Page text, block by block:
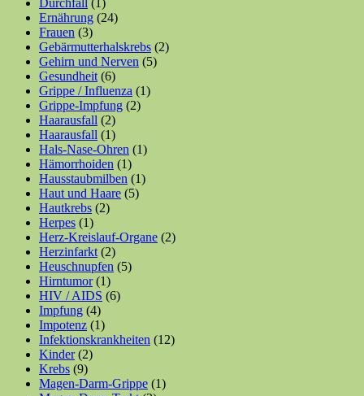
Durchfall (1)
Ernährung (24)
Frauen (3)
Gebärmutterhalskrebs (2)
Gehirn und Nerven (5)
Gesundheit (6)
Grippe / Influenza (1)
Grippe-Impfung (2)
Haarausfall (2)
Haarausfall (1)
Hals-Nase-Ohren (1)
Hämorrhoiden (1)
Hausstaubmilben (1)
Haut und Haare (5)
Hautkrebs (2)
Herpes (1)
Herz-Kreislauf-Organe (2)
Herzinfarkt (2)
Heuschnupfen (5)
Hirntumor(1)
HIV / AIDS (6)
Impfung (4)
Impotenz (1)
Infektionskrankheiten (12)
Kinder(2)
Krebs (9)
Magen-Darm-Grippe (1)